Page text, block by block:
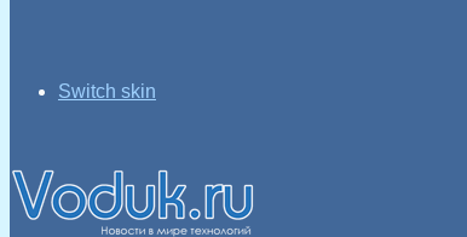
Switch skin